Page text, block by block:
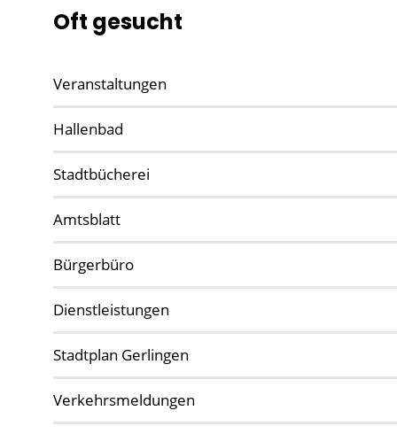
Oft gesucht
Veranstaltungen
Hallenbad
Stadtbücherei
Amtsblatt
Bürgerbüro
Dienstleistungen
Stadtplan Gerlingen
Verkehrsmeldungen